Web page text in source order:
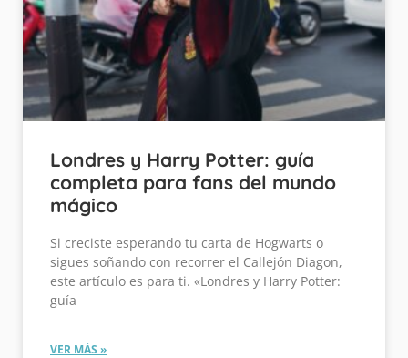
Londres y Harry Potter: guía
completa para fans del mundo
mágico
Si creciste esperando tu carta de Hogwarts o
sigues soñando con recorrer el Callejón Diagon,
este artículo es para ti. «Londres y Harry Potter:
guía
VER MÁS »